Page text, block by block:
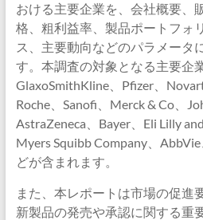
おける主要企業を、会社概要、
格、粗利益率、製品ポートフォ
ス、主要動向などのパラメータ
す。本調査の対象となる主要企
GlaxoSmithKline、Pfizer、
Roche、Sanofi、Merck & Co、
AstraZeneca、Bayer、Eli Lilly
Myers Squibb Company、
どが含まれます。
また、本レポートは市場の促進
新製品の発売や承認に関する重